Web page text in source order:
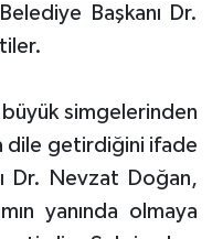
Başkanı Dr.
simgelerinden
dile getirdiğini ifade
Dr. Nevzat Doğan,
yanında olmaya